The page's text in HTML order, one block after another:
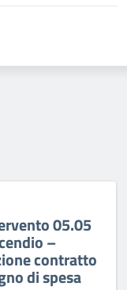
05.05
–
contratto
di spesa